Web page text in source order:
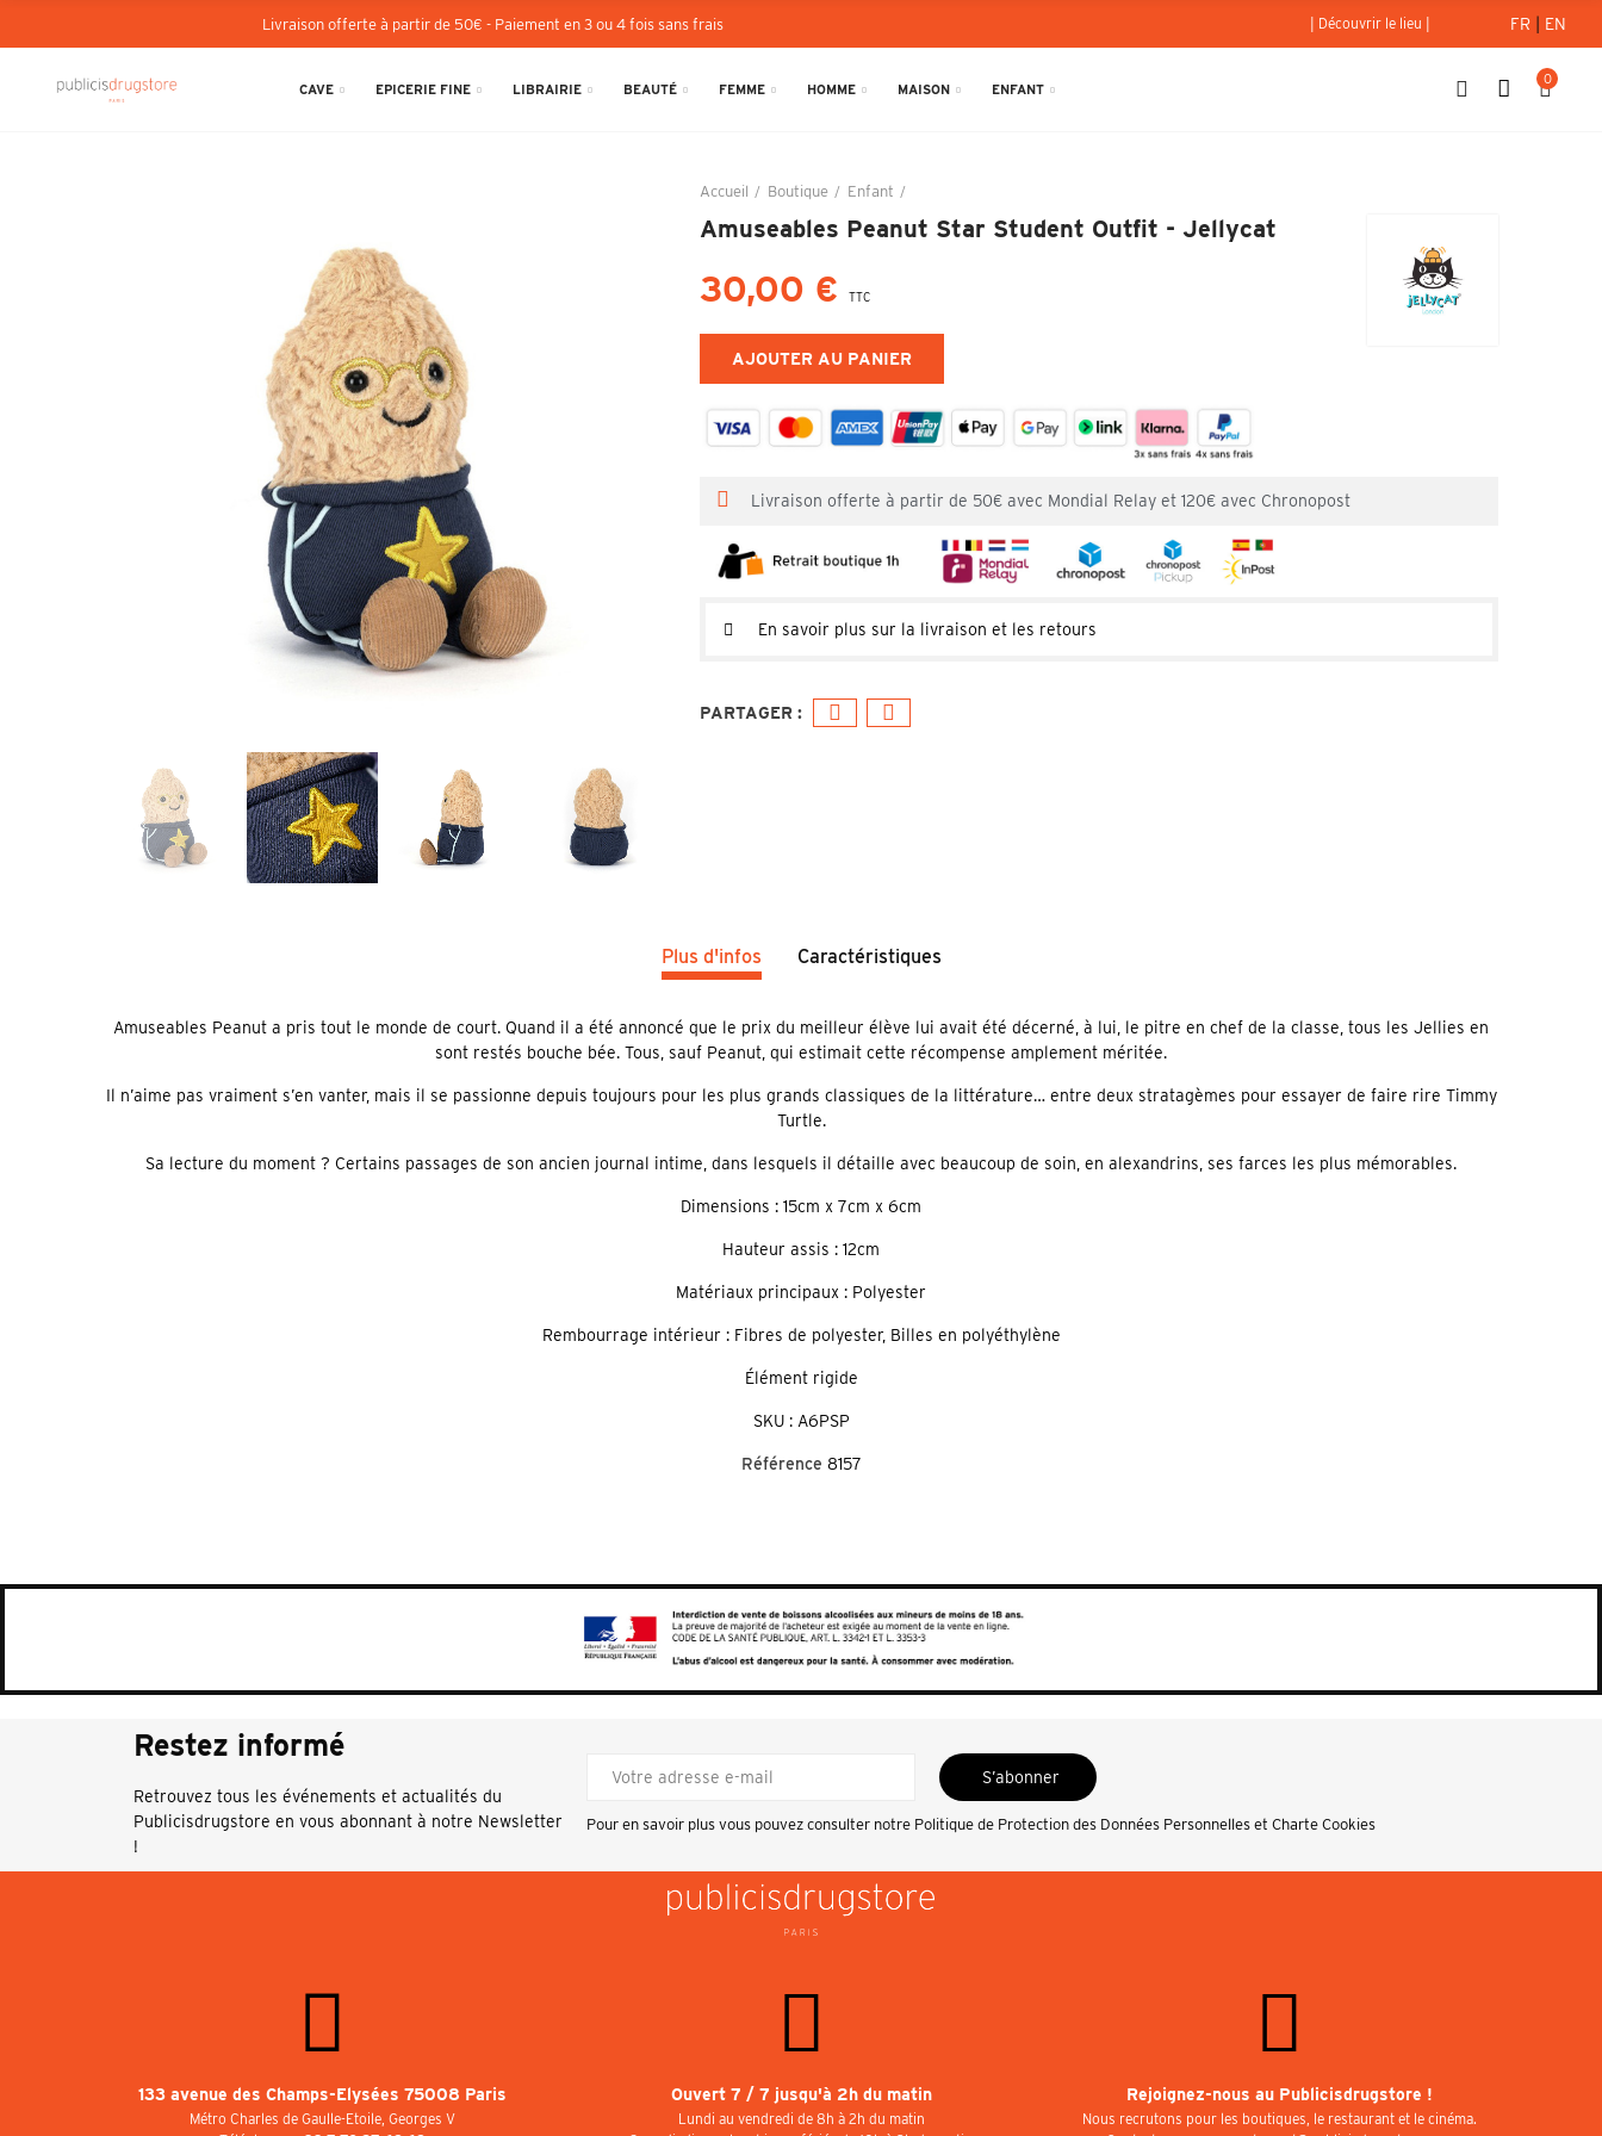
Livraison offerte à partir de 50€ - Paiement en 3 ou 4 fois sans frais | Découvrir le lieu | FR | EN
CAVE EPICERIE FINE LIBRAIRIE BEAUTÉ FEMME HOMME MAISON ENFANT
0
Accueil Boutique Enfant
Amuseables Peanut Star Student Outfit - Jellycat
30,00 € TTC
AJOUTER AU PANIER
Livraison offerte à partir de 50€ avec Mondial Relay et 120€ avec Chronopost
En savoir plus sur la livraison et les retours
Plus d'infos Caractéristiques
Amuseables Peanut a pris tout le monde de court. Quand il a été annoncé que le prix du meilleur élève lui avait été décerné, à lui, le pitre en chef de la classe, tous les Jellies en
sont restés bouche bée. Tous, sauf Peanut, qui estimait cette récompense amplement méritée.
Il n’aime pas vraiment s’en vanter, mais il se passionne depuis toujours pour les plus grands classiques de la littérature… entre deux stratagèmes pour essayer de faire rire Timmy
Turtle.
Sa lecture du moment ? Certains passages de son ancien journal intime, dans lesquels il détaille avec beaucoup de soin, en alexandrins, ses farces les plus mémorables.
Dimensions : 15cm x 7cm x 6cm
Hauteur assis : 12cm
Matériaux principaux : Polyester
Rembourrage intérieur : Fibres de polyester, Billes en polyéthylène
Élément rigide
SKU : A6PSP
Référence 8157
Restez informé
Retrouvez tous les événements et actualités du
Publicisdrugstore en vous abonnant à notre Newsletter
!
S’abonner
Pour en savoir plus vous pouvez consulter notre Politique de Protection des Données Personnelles et Charte Cookies
133 avenue des Champs-Elysées 75008 Paris
Métro Charles de Gaulle-Etoile, Georges V
Ouvert 7 / 7 jusqu'à 2h du matin
Lundi au vendredi de 8h à 2h du matin
Rejoignez-nous au Publicisdrugstore !
Nous recrutons pour les boutiques, le restaurant et le cinéma.